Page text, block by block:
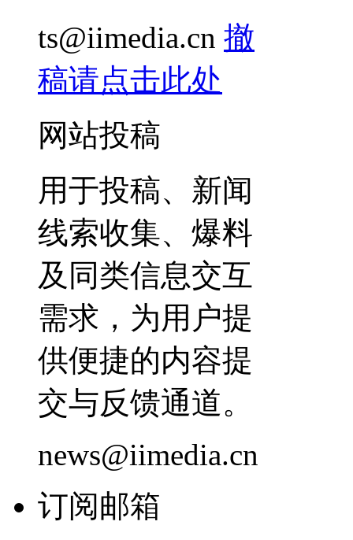
ts@iimedia.cn 撤
稿请点击此处
网站投稿
用于投稿、新闻
线索收集、爆料
及同类信息交互
需求，为用户提
供便捷的内容提
交与反馈通道。
news@iimedia.cn
订阅邮箱